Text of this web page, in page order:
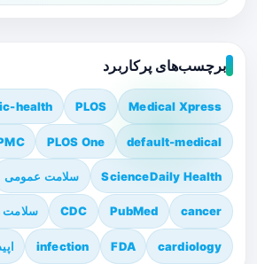
برچسب‌های پرکاربرد
Medical Xpress
PLOS
health
default-medical
PLOS One
ScienceDaily Health سلامت عمومی
cancer
PubMed
CDC سلامت
cardiology
FDA
infection